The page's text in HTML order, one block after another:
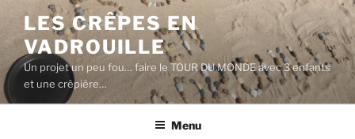
contenu
principal
LES CRÊPES EN
VADROUILLE
Un projet un peu fou… faire le TOUR DU MONDE avec 3 enfants
et une crêpière…
Menu